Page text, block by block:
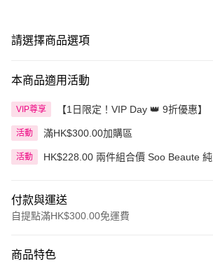
請選擇商品選項
本商品適用活動
VIP尊享 【1日限定！VIP Day 👑 9折優惠】
活動 滿HK$300.00加購區
活動
HK$228.00 兩件組合價 Soo Beaute 純
付款與運送
自提點滿HK$300.00免運費
信用卡
商品特色